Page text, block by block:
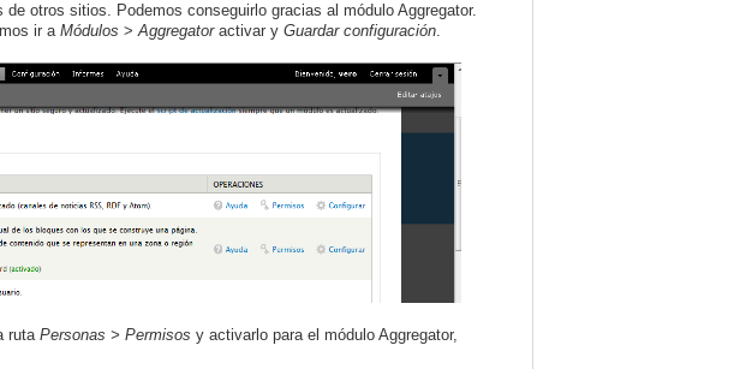
otros sitios. Podemos conseguirlo gracias al módulo Aggregator.
ir a Módulos >Aggregatoractivar y Guardar configuración.
rutaPersonas > Permisos y activarlo para el módulo Aggregator,